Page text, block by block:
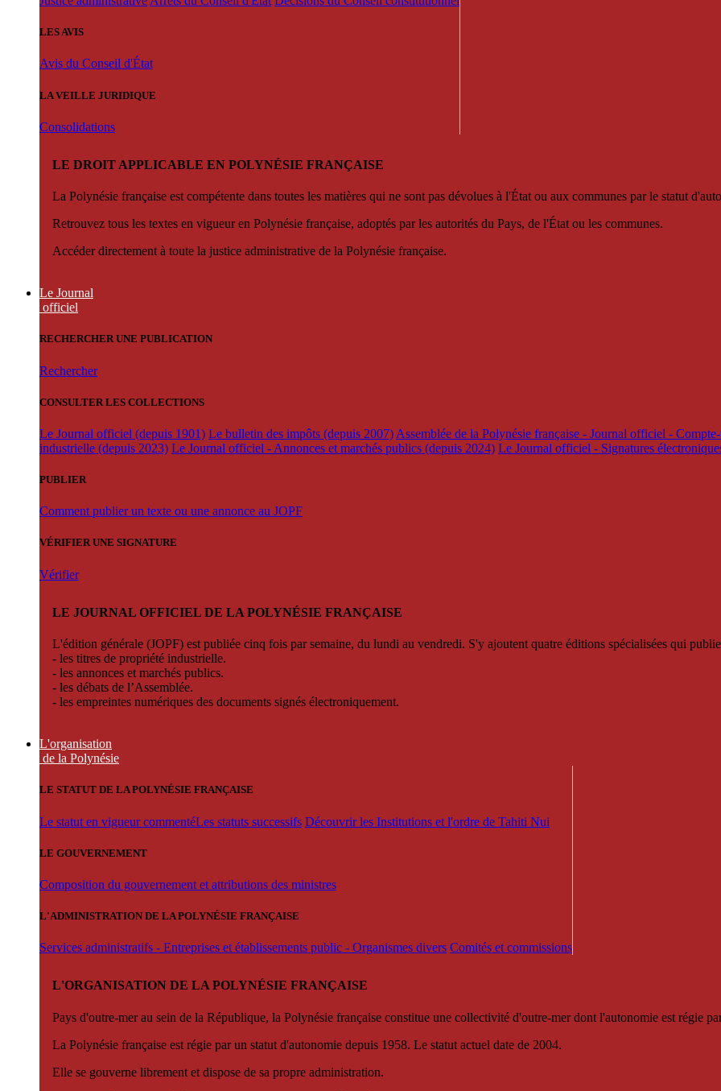
LES AVIS
Avis du Conseil d'État
LA VEILLE JURIDIQUE
Consolidations
LE DROIT APPLICABLE EN POLYNÉSIE FRANÇAISE
La Polynésie française est compétente dans toutes les matières qui ne sont pas dévolues à l'État ou aux communes par le statut
Retrouvez tous les textes en vigueur en Polynésie française, adoptés par les autorités du Pays, de l'État ou les communes.
Accéder directement à toute la justice administrative de la Polynésie française.
Le Journal
officiel
RECHERCHER UNE PUBLICATION
Rechercher
CONSULTER LES COLLECTIONS
Le Journal officiel (depuis 1901) Le bulletin des impôts (depuis 2007) Assemblée de la Polynésie française - Journal officiel -
industrielle (depuis 2023) Le Journal officiel - Annonces et marchés publics (depuis 2024) Le Journal officiel - Signatures
PUBLIER
Comment publier un texte ou une annonce au JOPF
VÉRIFIER UNE SIGNATURE
Vérifier
LE JOURNAL OFFICIEL DE LA POLYNÉSIE FRANÇAISE
L'édition générale (JOPF) est publiée cinq fois par semaine, du lundi au vendredi. S'y ajoutent quatre éditions spécialisées qui
- les titres de propriété industrielle.
- les annonces et marchés publics.
- les débats de l’Assemblée.
- les empreintes numériques des documents signés électroniquement.
L'organisation
de la Polynésie
LE STATUT DE LA POLYNÉSIE FRANÇAISE
Le statut en vigueur commentéLes statuts successifs Découvrir les Institutions et l'ordre de Tahiti Nui
LE GOUVERNEMENT
Composition du gouvernement et attributions des ministres
L'ADMINISTRATION DE LA POLYNÉSIE FRANÇAISE
Services administratifs - Entreprises et établissements public - Organismes divers Comités et commissions
L'ORGANISATION DE LA POLYNÉSIE FRANÇAISE
Pays d'outre-mer au sein de la République, la Polynésie française constitue une collectivité d'outre-mer dont l'autonomie est régie
La Polynésie française est régie par un statut d'autonomie depuis 1958. Le statut actuel date de 2004.
Elle se gouverne librement et dispose de sa propre administration.